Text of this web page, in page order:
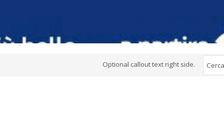
Optional callout text right side.